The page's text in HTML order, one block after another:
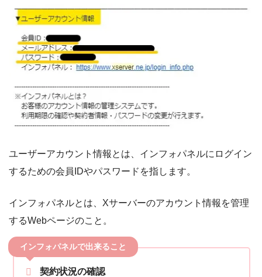
ユーザーアカウント情報とは、インフォパネルにログイン
するための会員IDやパスワードを指します。
インフォパネルとは、Xサーバーのアカウント情報を管理
するWebページのこと。
インフォパネルで出来ること
契約状況の確認